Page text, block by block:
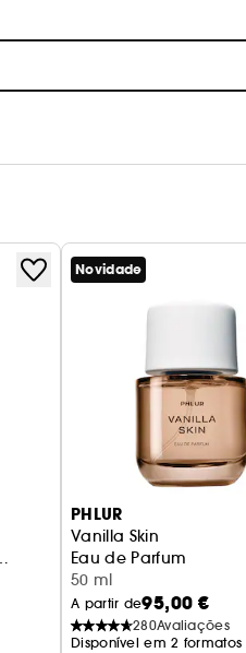
Novidade
PHLUR
Vanilla Skin
Eau de Parfum
50 ml
A partir de95,00 €
280Avaliações
Disponível em 2 formatos